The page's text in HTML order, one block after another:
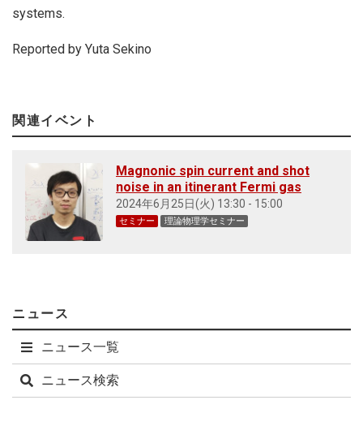
systems.
Reported by Yuta Sekino
関連イベント
Magnonic spin current and shot
noise in an itinerant Fermi gas
2024年6月25日(火) 13:30 - 15:00
セミナー 理論物理学セミナー
ニュース
ニュース一覧
ニュース検索